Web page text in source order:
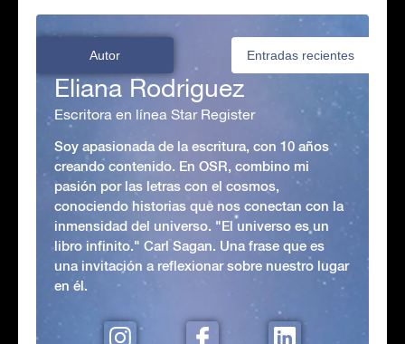
Autor Entradas recientes
Eliana Rodriguez
Escritora en línea Star Register
Soy apasionada de la escritura, con 10 años
creando contenido. En OSR, combino mi
pasión por las letras con el cosmos,
conociendo historias que nos conectan con la
inmensidad del universo. "El universo es un
libro infinito." Carl Sagan. Una frase que es
una invitación a reflexionar sobre nuestro lugar
en él.